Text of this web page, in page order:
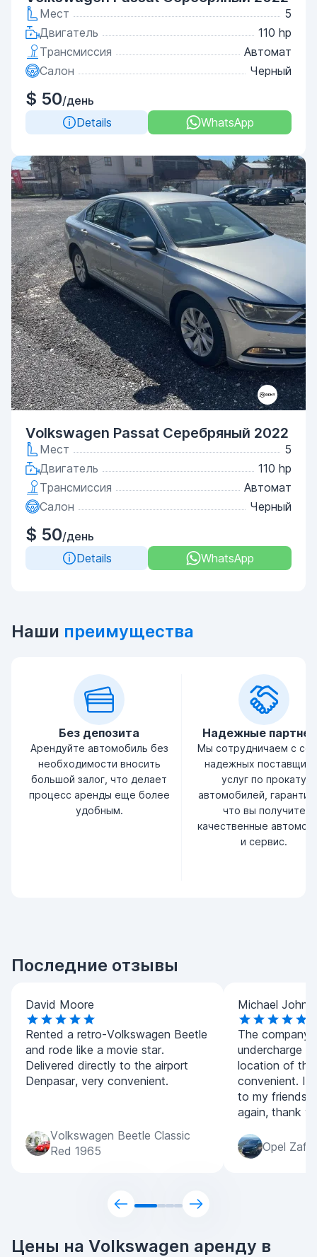
Мест
5
Двигатель
110 hp
Трансмиссия
Автомат
Салон
Черный
$ 50/день
Details
WhatsApp
Volkswagen Passat Серебряный 2022
Мест
5
Двигатель
110 hp
Трансмиссия
Автомат
Салон
Черный
$ 50/день
Details
WhatsApp
Наши преимущества
Без депозита
Арендуйте автомобиль без
необходимости вносить
большой залог, что делает
процесс аренды еще более
удобным.
Надежные
Мы сотрудничаем с
надежных
услуг по прокату
автомобилей,
что вы получите
качественные
и сервис.
Последние отзывы
David Moore
Rented a retro-Volkswagen Beetle
and rode like a movie star.
Delivered directly to the airport
Denpasar, very convenient.
Volkswagen Beetle Classic
Red 1965
Michael
The company
undercharge
location of the
convenient. I
to my friends
again, thank
Opel
Цены на Volkswagen аренду в